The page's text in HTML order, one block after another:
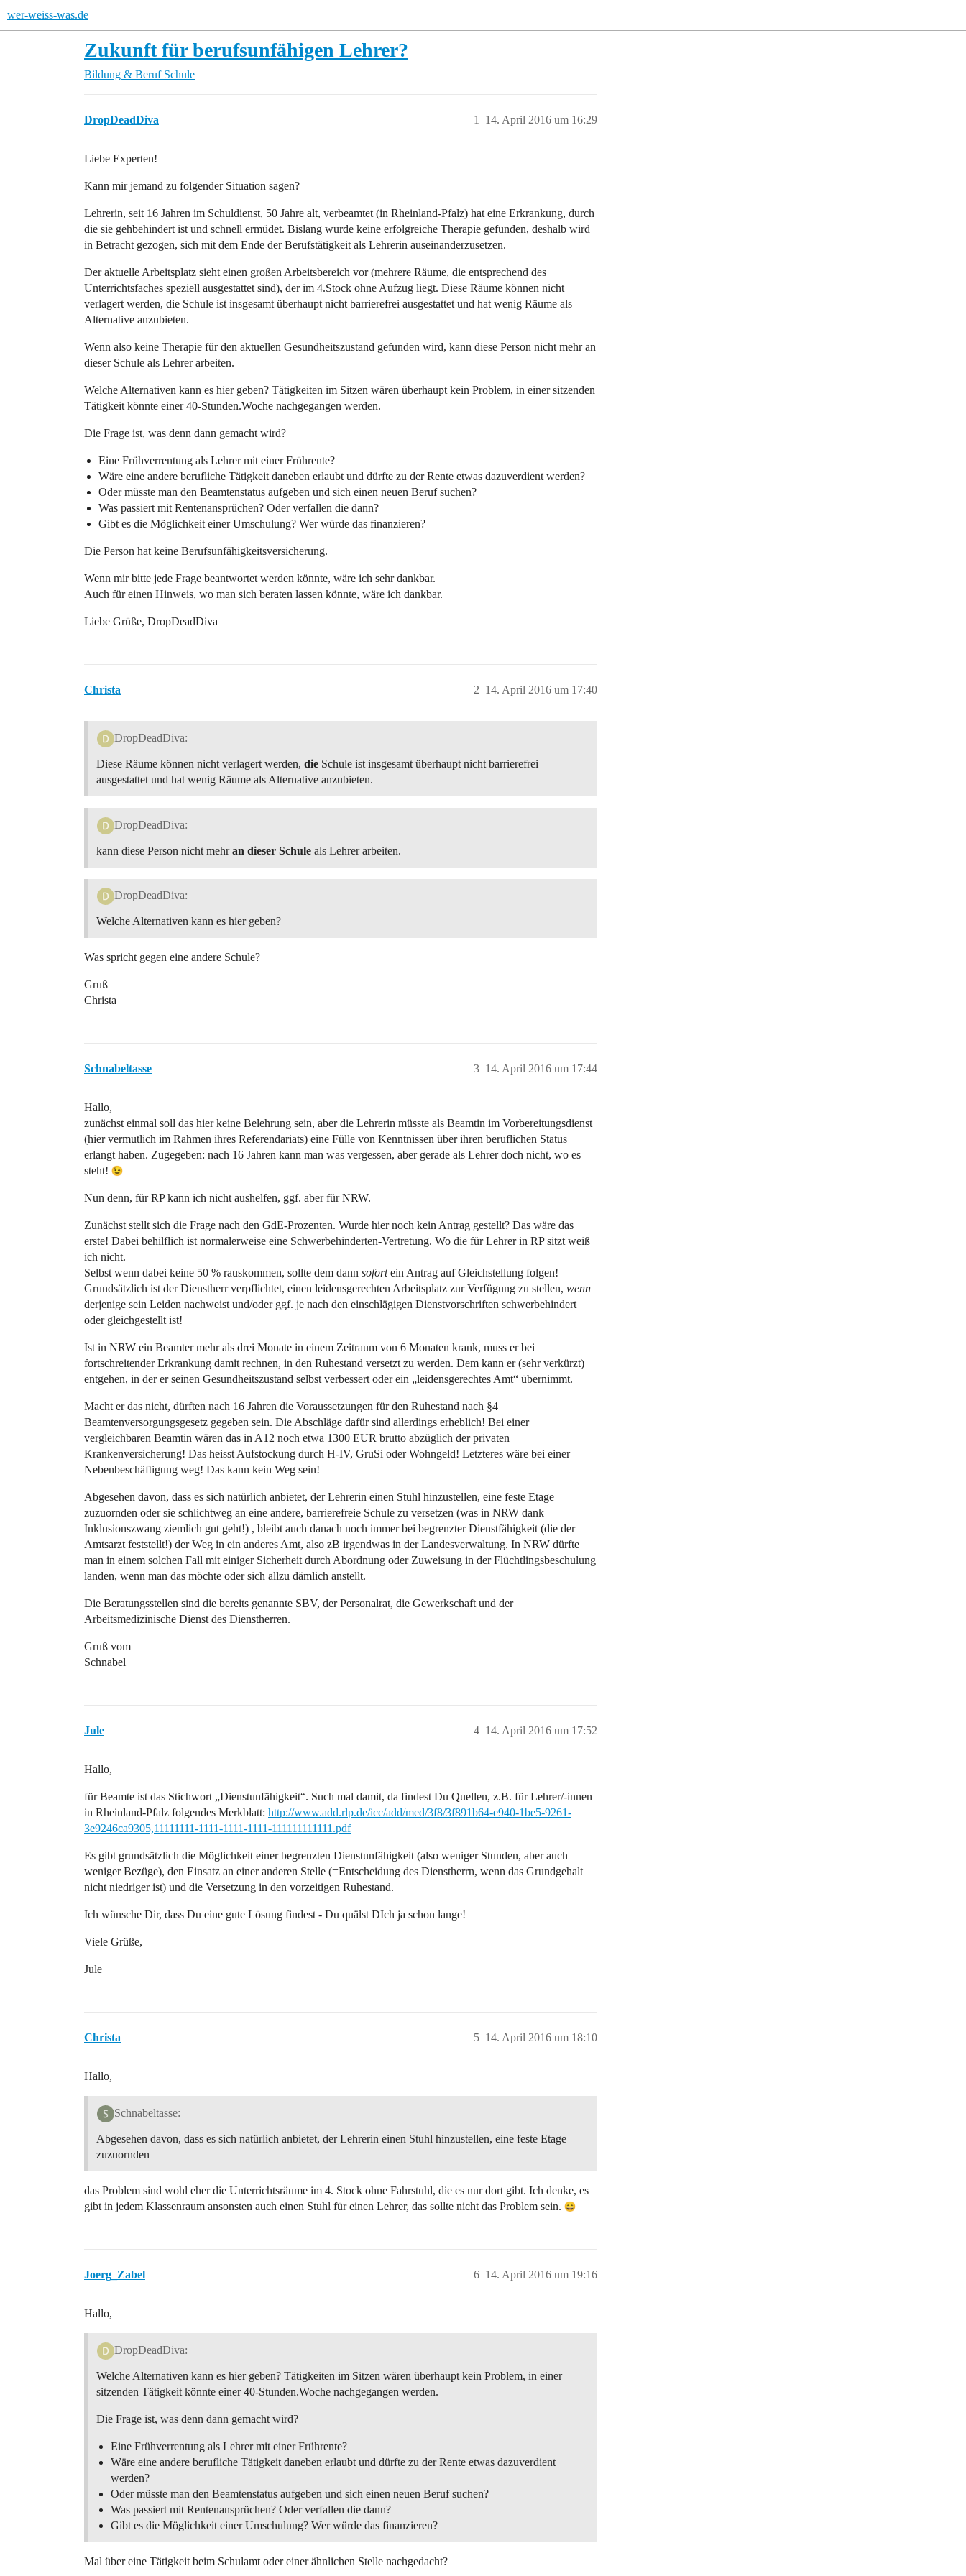
wer-weiss-was.de
Zukunft für berufsunfähigen Lehrer?
Bildung & Beruf Schule
DropDeadDiva 14. April 2016 um 16:29
1
Liebe Experten!
Kann mir jemand zu folgender Situation sagen?
Lehrerin, seit 16 Jahren im Schuldienst, 50 Jahre alt, verbeamtet (in Rheinland-Pfalz) hat eine Erkrankung, durch
die sie gehbehindert ist und schnell ermüdet. Bislang wurde keine erfolgreiche Therapie gefunden, deshalb wird
in Betracht gezogen, sich mit dem Ende der Berufstätigkeit als Lehrerin auseinanderzusetzen.
Der aktuelle Arbeitsplatz sieht einen großen Arbeitsbereich vor (mehrere Räume, die entsprechend des
Unterrichtsfaches speziell ausgestattet sind), der im 4.Stock ohne Aufzug liegt. Diese Räume können nicht
verlagert werden, die Schule ist insgesamt überhaupt nicht barrierefrei ausgestattet und hat wenig Räume als
Alternative anzubieten.
Wenn also keine Therapie für den aktuellen Gesundheitszustand gefunden wird, kann diese Person nicht mehr an
dieser Schule als Lehrer arbeiten.
Welche Alternativen kann es hier geben? Tätigkeiten im Sitzen wären überhaupt kein Problem, in einer sitzenden
Tätigkeit könnte einer 40-Stunden.Woche nachgegangen werden.
Die Frage ist, was denn dann gemacht wird?
Eine Frühverrentung als Lehrer mit einer Frührente?
Wäre eine andere berufliche Tätigkeit daneben erlaubt und dürfte zu der Rente etwas dazuverdient werden?
Oder müsste man den Beamtenstatus aufgeben und sich einen neuen Beruf suchen?
Was passiert mit Rentenansprüchen? Oder verfallen die dann?
Gibt es die Möglichkeit einer Umschulung? Wer würde das finanzieren?
Die Person hat keine Berufsunfähigkeitsversicherung.
Wenn mir bitte jede Frage beantwortet werden könnte, wäre ich sehr dankbar.
Auch für einen Hinweis, wo man sich beraten lassen könnte, wäre ich dankbar.
Liebe Grüße, DropDeadDiva
Christa 14. April 2016 um 17:40
2
DropDeadDiva:
Diese Räume können nicht verlagert werden, die Schule ist insgesamt überhaupt nicht barrierefrei
ausgestattet und hat wenig Räume als Alternative anzubieten.
DropDeadDiva:
kann diese Person nicht mehran dieser Schule als Lehrer arbeiten.
DropDeadDiva:
Welche Alternativen kann es hier geben?
Was spricht gegen eine andere Schule?
Gruß
Christa
Schnabeltasse 14. April 2016 um 17:44
3
Hallo,
zunächst einmal soll das hier keine Belehrung sein, aber die Lehrerin müsste als Beamtin im Vorbereitungsdienst
(hier vermutlich im Rahmen ihres Referendariats) eine Fülle von Kenntnissen über ihren beruflichen Status
erlangt haben. Zugegeben: nach 16 Jahren kann man was vergessen, aber gerade als Lehrer doch nicht, wo es
steht!
Nun denn, für RP kann ich nicht aushelfen, ggf. aber für NRW.
Zunächst stellt sich die Frage nach den GdE-Prozenten. Wurde hier noch kein Antrag gestellt? Das wäre das
erste! Dabei behilflich ist normalerweise eine Schwerbehinderten-Vertretung. Wo die für Lehrer in RP sitzt weiß
ich nicht.
Selbst wenn dabei keine 50 % rauskommen, sollte dem dann sofortein Antrag auf Gleichstellung folgen!
Grundsätzlich ist der Dienstherr verpflichtet, einen leidensgerechten Arbeitsplatz zur Verfügung zu stellen, wenn
derjenige sein Leiden nachweist und/oder ggf. je nach den einschlägigen Dienstvorschriften schwerbehindert
oder gleichgestellt ist!
Ist in NRW ein Beamter mehr als drei Monate in einem Zeitraum von 6 Monaten krank, muss er bei
fortschreitender Erkrankung damit rechnen, in den Ruhestand versetzt zu werden. Dem kann er (sehr verkürzt)
entgehen, in der er seinen Gesundheitszustand selbst verbessert oder ein „leidensgerechtes Amt“ übernimmt.
Macht er das nicht, dürften nach 16 Jahren die Voraussetzungen für den Ruhestand nach §4
Beamtenversorgungsgesetz gegeben sein. Die Abschläge dafür sind allerdings erheblich! Bei einer
vergleichbaren Beamtin wären das in A12 noch etwa 1300 EUR brutto abzüglich der privaten
Krankenversicherung! Das heisst Aufstockung durch H-IV, GruSi oder Wohngeld! Letzteres wäre bei einer
Nebenbeschäftigung weg! Das kann kein Weg sein!
Abgesehen davon, dass es sich natürlich anbietet, der Lehrerin einen Stuhl hinzustellen, eine feste Etage
zuzuornden oder sie schlichtweg an eine andere, barrierefreie Schule zu versetzen (was in NRW dank
Inklusionszwang ziemlich gut geht!) , bleibt auch danach noch immer bei begrenzter Dienstfähigkeit (die der
Amtsarzt feststellt!) der Weg in ein anderes Amt, also zB irgendwas in der Landesverwaltung. In NRW dürfte
man in einem solchen Fall mit einiger Sicherheit durch Abordnung oder Zuweisung in der Flüchtlingsbeschulung
landen, wenn man das möchte oder sich allzu dämlich anstellt.
Die Beratungsstellen sind die bereits genannte SBV, der Personalrat, die Gewerkschaft und der
Arbeitsmedizinische Dienst des Dienstherren.
Gruß vom
Schnabel
Jule 14. April 2016 um 17:52
4
Hallo,
für Beamte ist das Stichwort „Dienstunfähigkeit“. Such mal damit, da findest Du Quellen, z.B. für Lehrer/-innen
in Rheinland-Pfalz folgendes Merkblatt: http://www.add.rlp.de/icc/add/med/3f8/3f891b64-e940-1be5-9261-
3e9246ca9305,11111111-1111-1111-1111-111111111111.pdf
Es gibt grundsätzlich die Möglichkeit einer begrenzten Dienstunfähigkeit (also weniger Stunden, aber auch
weniger Bezüge), den Einsatz an einer anderen Stelle (=Entscheidung des Dienstherrn, wenn das Grundgehalt
nicht niedriger ist) und die Versetzung in den vorzeitigen Ruhestand.
Ich wünsche Dir, dass Du eine gute Lösung findest - Du quälst DIch ja schon lange!
Viele Grüße,
Jule
Christa 14. April 2016 um 18:10
5
Hallo,
Schnabeltasse:
Abgesehen davon, dass es sich natürlich anbietet, der Lehrerin einen Stuhl hinzustellen, eine feste Etage
zuzuornden
das Problem sind wohl eher die Unterrichtsräume im 4. Stock ohne Fahrstuhl, die es nur dort gibt. Ich denke, es
gibt in jedem Klassenraum ansonsten auch einen Stuhl für einen Lehrer, das sollte nicht das Problem sein.
Joerg_Zabel 14. April 2016 um 19:16
6
Hallo,
DropDeadDiva:
Welche Alternativen kann es hier geben? Tätigkeiten im Sitzen wären überhaupt kein Problem, in einer
sitzenden Tätigkeit könnte einer 40-Stunden.Woche nachgegangen werden.
Die Frage ist, was denn dann gemacht wird?
Eine Frühverrentung als Lehrer mit einer Frührente?
Wäre eine andere berufliche Tätigkeit daneben erlaubt und dürfte zu der Rente etwas dazuverdient
werden?
Oder müsste man den Beamtenstatus aufgeben und sich einen neuen Beruf suchen?
Was passiert mit Rentenansprüchen? Oder verfallen die dann?
Gibt es die Möglichkeit einer Umschulung? Wer würde das finanzieren?
Mal über eine Tätigkeit beim Schulamt oder einer ähnlichen Stelle nachgedacht?